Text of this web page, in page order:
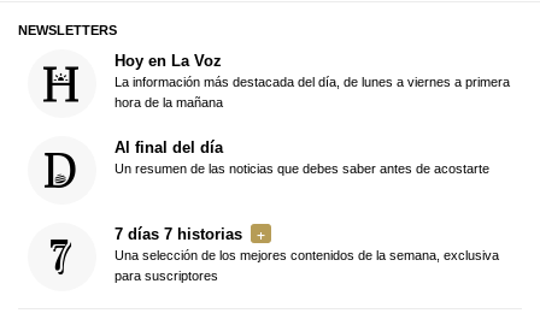
NEWSLETTERS
Hoy en La Voz
La información más destacada del día, de lunes a viernes a primera
hora de la mañana
Al final del día
Un resumen de las noticias que debes saber antes de acostarte
7 días 7 historias
Una selección de los mejores contenidos de la semana, exclusiva
para suscriptores